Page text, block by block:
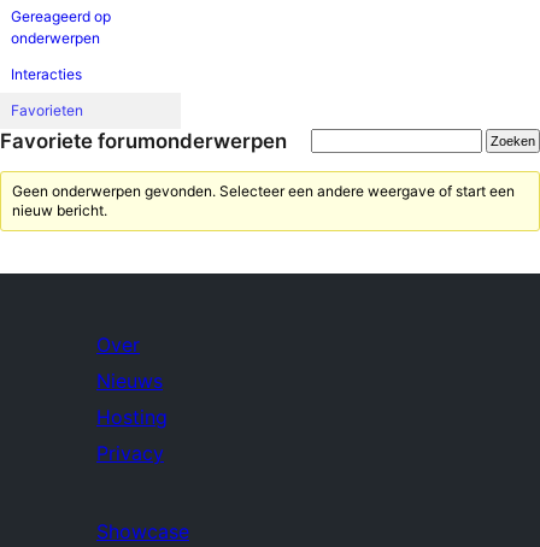
Gereageerd op
onderwerpen
Interacties
Favorieten
Favoriete forumonderwerpen
Geen onderwerpen gevonden. Selecteer een andere weergave of start een
nieuw bericht.
Over
Nieuws
Hosting
Privacy
Showcase